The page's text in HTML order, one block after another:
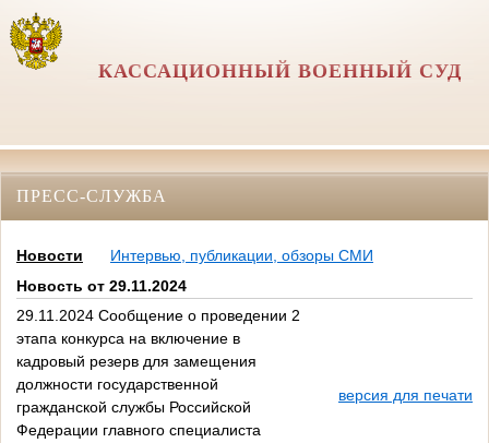
КАССАЦИОННЫЙ ВОЕННЫЙ СУД
ПРЕСС-СЛУЖБА
Новости
Интервью, публикации, обзоры СМИ
Новость от 29.11.2024
29.11.2024 Сообщение о проведении 2
этапа конкурса на включение в
кадровый резерв для замещения
должности государственной
гражданской службы Российской
Федерации главного специалиста
версия для печати